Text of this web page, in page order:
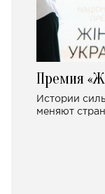
Премия
Истории
меняют